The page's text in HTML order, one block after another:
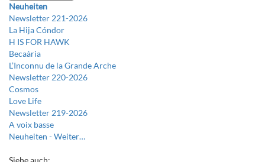
Neuheiten
Newsletter 221-2026
La Hija Cóndor
H IS FOR HAWK
Becaària
L’Inconnu de la Grande Arche
Newsletter 220-2026
Cosmos
Love Life
Newsletter 219-2026
A voix basse
Neuheiten -Weiter…
Siehe auch: